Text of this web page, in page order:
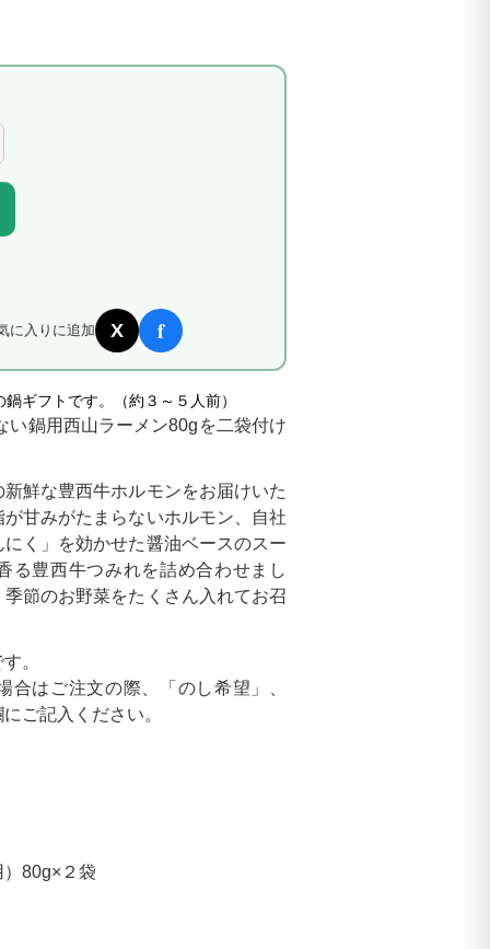
に入りに追加 X f
ギフトです。（約３～５人前）
い鍋用西山ラーメン80gを二袋付け
鮮な豊西牛ホルモンをお届けいた
甘みがたまらないホルモン、自社
く」を効かせた醤油ベースのスー
る豊西牛つみれを詰め合わせまし
節のお野菜をたくさん入れてお召
。
はご注文の際、「のし希望」、
ご記入ください。
80g×２袋